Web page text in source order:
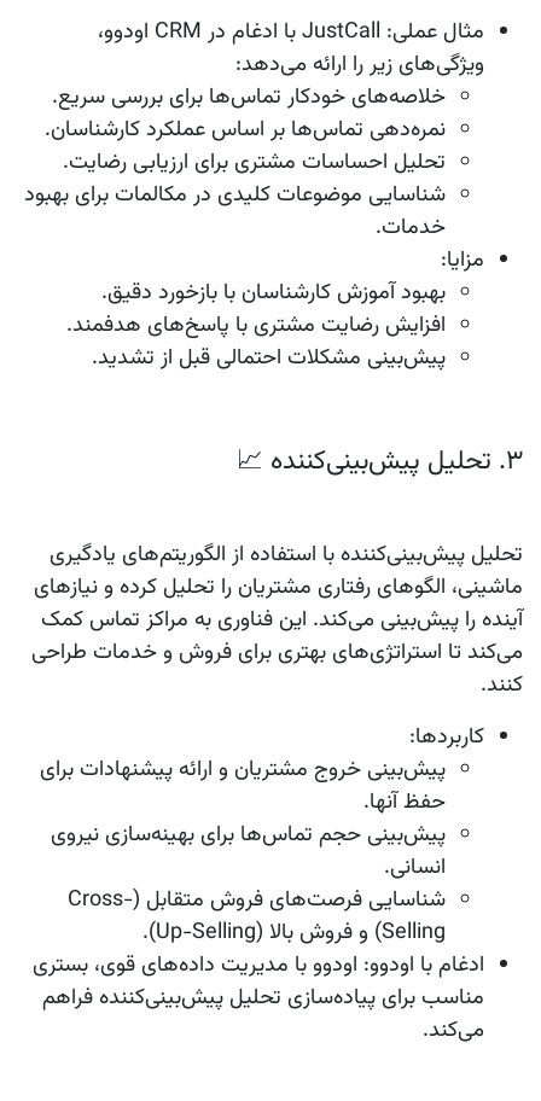
مثال عملی
: JustCall با ادغام در CRM اودوو،
ویژگی‌های زیر را ارائه می‌دهد:
خلاصه‌های خودکار تماس‌ها برای بررسی سریع.
نمره‌دهی تماس‌ها بر اساس عملکرد کارشناسان.
تحلیل احساسات مشتری برای ارزیابی رضایت.
شناسایی موضوعات کلیدی در مکالمات برای بهبود
خدمات.
مزایا:
بهبود آموزش کارشناسان با بازخورد دقیق.
افزایش رضایت مشتری با پاسخ‌های هدفمند.
پیش‌بینی مشکلات احتمالی قبل از تشدید.
3. تحلیل پیش‌بینی‌کننده 📈
تحلیل پیش‌بینی‌کننده با استفاده از الگوریتم‌های یادگیری
ماشینی، الگوهای رفتاری مشتریان را تحلیل کرده و نیازهای
آینده را پیش‌بینی می‌کند. این فناوری به مراکز تماس کمک
می‌کند تا استراتژی‌های بهتری برای فروش و خدمات طراحی
کنند.
کاربردها:
پیش‌بینی خروج مشتریان و ارائه پیشنهادات برای
حفظ آنها.
پیش‌بینی حجم تماس‌ها برای بهینه‌سازی نیروی
انسانی.
شناسایی فرصت‌های فروش متقابل (Cross-
Selling) و فروش بالا (Up-Selling).
ادغام با اودوو: اودوو با مدیریت داده‌های قوی، بستری
مناسب برای پیاده‌سازی تحلیل پیش‌بینی‌کننده فراهم
می‌کند.